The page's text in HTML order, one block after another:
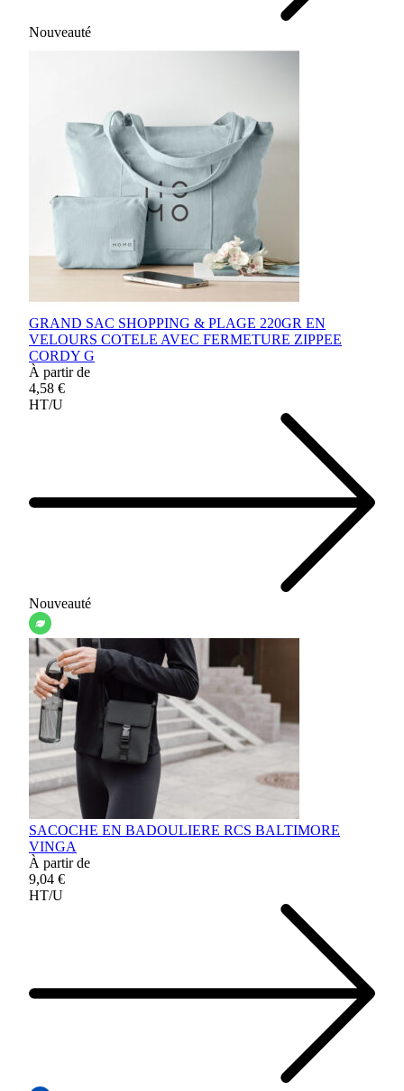
Nouveauté
GRAND SAC SHOPPING & PLAGE 220GR EN
VELOURS COTELE AVEC FERMETURE ZIPPEE
CORDY G
À partir de
4,58 €
HT/U
Nouveauté
SACOCHE EN BADOULIERE RCS BALTIMORE
VINGA
À partir de
9,04 €
HT/U